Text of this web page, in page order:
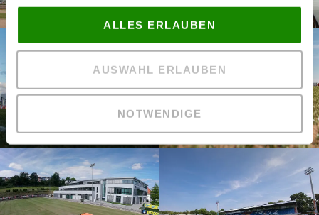
ALLES ERLAUBEN
AUSWAHL ERLAUBEN
NOTWENDIGE